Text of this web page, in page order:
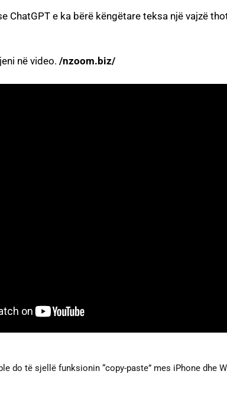
ChatGPT e ka bërë këngëtare teksa një vajzë
në video. /nzoom.biz/
do të sjellë funksionin “copy-paste” mes iPhone dhe
Ronaldo dhe Georgina martohen këtë të shtunë,